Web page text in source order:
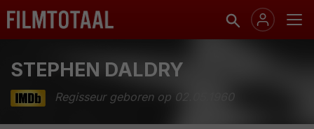
STEPHEN DALDRY
Regisseur geboren op 02.05.1960